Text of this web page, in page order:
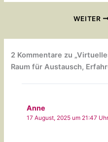
WEITER
2 Kommentare zu
Raum für Austausch,
Anne
17 August, 2025 um 21:47 Uhr